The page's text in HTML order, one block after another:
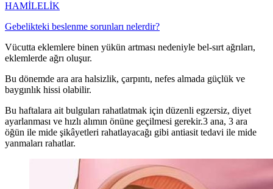
HAMİLELİK
Gebelikteki beslenme sorunları nelerdir?
Vücutta eklemlere binen yükün artması nedeniyle bel-sırt ağrıları,
eklemlerde ağrı oluşur.
Bu dönemde ara ara halsizlik, çarpıntı, nefes almada güçlük ve
baygınlık hissi olabilir.
Bu haftalara ait bulguları rahatlatmak için düzenli egzersiz, diyet
ayarlanması ve hızlı alımın önüne geçilmesi gerekir.3 ana, 3 ara
öğün ile mide şikâyetleri rahatlayacağı gibi antiasit tedavi ile mide
yanmaları rahatlar.